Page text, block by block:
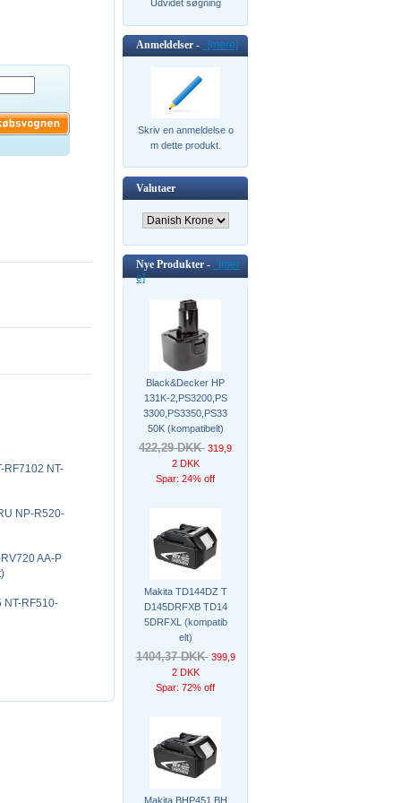
RF7102 NT-
NP-R520-
AA-P
NT-RF510-
Udvidet søgning
Anmeldelser - [mere]
Skriv en anmeldelse o
m dette produkt.
Valutaer
Nye Produkter -
[mer
e]
Black&Decker HP
131K-2,PS3200,PS
3300,PS3350,PS33
50K (kompatibelt)
422,29 DKK 319,9
2 DKK
Spar: 24% off
Makita TD144DZ T
D145DRFXB TD14
5DRFXL (kompatib
elt)
1404,37 DKK 399,9
2 DKK
Spar: 72% off
Makita BHP451 BH